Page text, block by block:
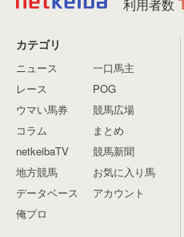
利用者数
カテゴリ
ニュース
レース
ウマい馬券
コラム
netkeibaTV
地方競馬
データベース
俺プロ
一口馬主
POG
競馬広場
まとめ
競馬新聞
お気に入り馬
アカウント